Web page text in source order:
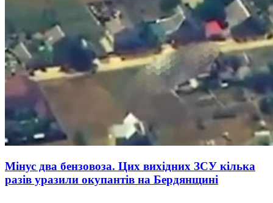
Мінус два бензовоза. Цих вихідних ЗСУ кілька
разів уразили окупантів на Бердянщині